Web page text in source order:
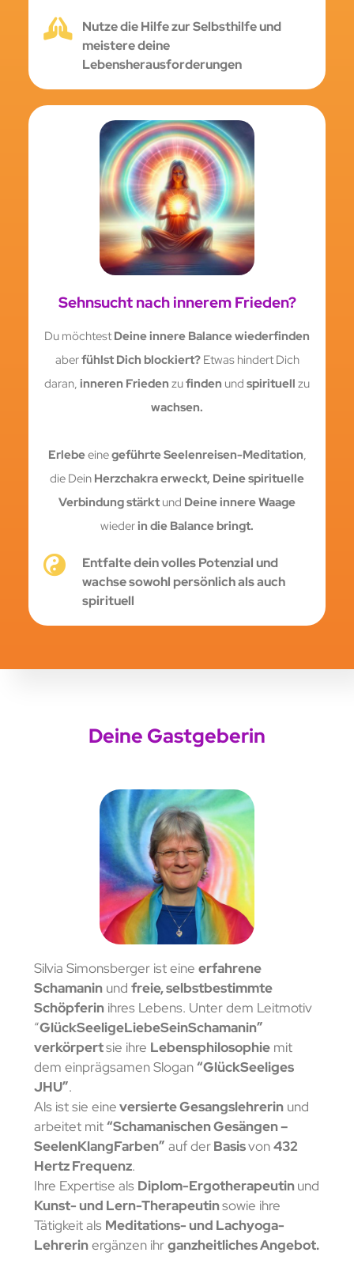
Nutze die Hilfe zur Selbsthilfe und
meistere deine
Lebensherausforderungen
Sehnsucht nach innerem Frieden?
Du möchtestDeine innere Balance wiederfinden
aberfühlst Dich blockiert?Etwas hindert Dich
daran, inneren Frieden zufinden und spirituell zu
wachsen.
Erlebeeinegeführte Seelenreisen-Meditation,
die Dein Herzchakra erweckt, Deine spirituelle
Verbindung stärkt und Deine innere Waage
wiederin die Balance bringt.
Entfalte dein volles Potenzial und
wachse sowohl persönlich als auch
spirituell
Deine Gastgeberin
Silvia Simonsberger ist eine erfahrene
Schamaninund freie, selbstbestimmte
Schöpferinihres Lebens. Unter dem Leitmotiv
“GlückSeeligeLiebeSeinSchamanin”
verkörpertsie ihre Lebensphilosophiemit
dem einprägsamen Slogan“GlückSeeliges
JHU”.
Als ist sie eineversierte Gesangslehrerinund
arbeitet mit“Schamanischen Gesängen –
SeelenKlangFarben” auf derBasisvon432
Hertz Frequenz.
Ihre Expertise als Diplom-Ergotherapeutinund
Kunst- und Lern-Therapeutinsowie ihre
Tätigkeit als Meditations- und Lachyoga-
Lehrerinergänzen ihrganzheitliches Angebot.